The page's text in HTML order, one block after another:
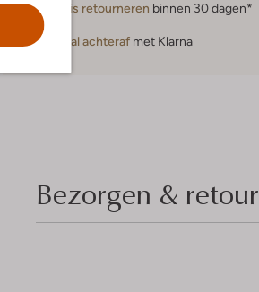
Gratis retourneren binnen 30 dagen*
Betaal achteraf met Klarna
Bezorgen &